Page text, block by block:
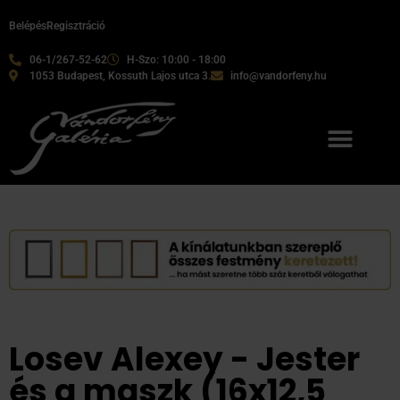
06-1/267-52-62
H-Szo: 10:00 - 18:00
1053 Budapest, Kossuth Lajos utca 3.
info@vandorfeny.hu
BelépésRegisztráció
Losev Alexey - Jester